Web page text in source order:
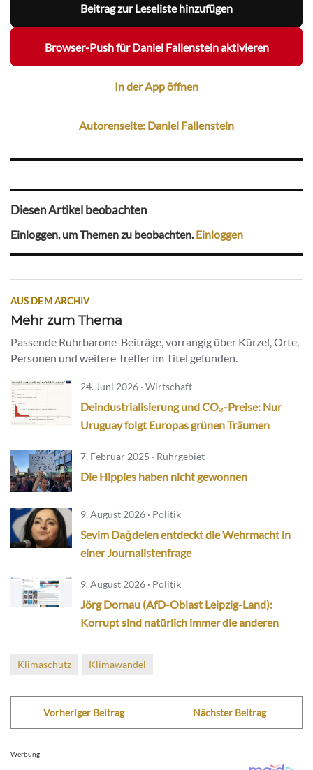
Beitrag zur Leseliste hinzufügen
Browser-Push für Daniel Fallenstein aktivieren
In der App öffnen
Autorenseite: Daniel Fallenstein
Diesen Artikel beobachten
Einloggen, um Themen zu beobachten.Einloggen
AUS DEM ARCHIV
Mehr zum Thema
Passende Ruhrbarone-Beiträge, vorrangig über Kürzel, Orte,
Personen und weitere Treffer im Titel gefunden.
24. Juni 2026 · Wirtschaft
Deindustrialisierung und CO₂-Preise: Nur
Uruguay folgt Europas grünen Träumen
7. Februar 2025 · Ruhrgebiet
Die Hippies haben nicht gewonnen
9. August 2026 · Politik
Sevim Dağdelen entdeckt die Wehrmacht in
einer Journalistenfrage
9. August 2026 · Politik
Jörg Dornau (AfD-Oblast Leipzig-Land):
Korrupt sind natürlich immer die anderen
Klimaschutz Klimawandel
Vorheriger Beitrag Nächster Beitrag
Werbung